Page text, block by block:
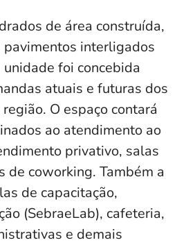
de área construída,
interligados
foi concebida
atuais e futuras dos
O espaço contará
ao atendimento ao
privativo, salas
de coworking. Também a
de capacitação,
(SebraeLab), cafeteria,
e demais